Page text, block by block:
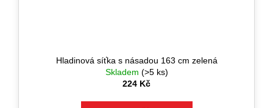
Hladinová síťka s násadou 163 cm zelená
Skladem (>5 ks)
224 Kč